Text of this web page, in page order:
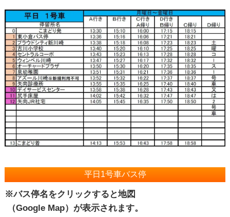
平日1号車バス停
※バス停名をクリックすると地図
（Google Map）が表示されます。